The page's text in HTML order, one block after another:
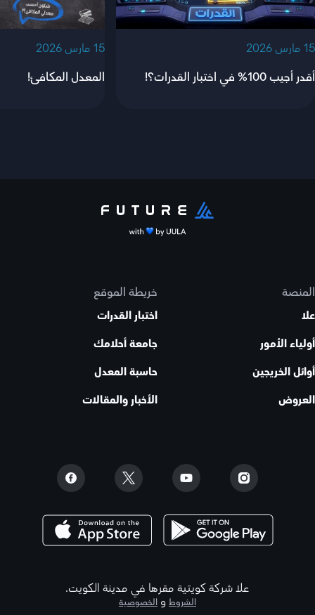
‫15 مارس 2026‬
أقدر أجيب 100% في اختبار القدرات؟!
‫15 مارس 2026‬
المعدل المكافئ!
المنصة
علا
أولياء الأمور
أوائل الخريجين
العروض
خريطة الموقع
اختبار القدرات
جامعة أحلامك
حاسبة المعدل
الأخبار والمقالات
علا شركة كويتية مقرها في مدينة الكويت.
الشروطو الخصوصية